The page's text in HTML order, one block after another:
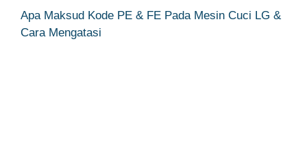
Apa Maksud Kode PE & FE Pada Mesin Cuci LG &
Cara Mengatasi